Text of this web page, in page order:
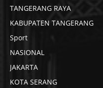
TANGERANG RAYA
KABUPATEN TANGERANG
Sport
NASIONAL
JAKARTA
KOTA SERANG